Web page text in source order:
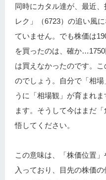
同時にカタル達が、最近
レク」（6723）の追い風
ていません。でも株価は
を買ったのは、確か
は買えなかったのです。
のでしょう。自分で「相
うに「相場観」が育まれ
ます。そうして今はまだ
悟してください。
この意味は、「株価位置
入っており、目先の株価